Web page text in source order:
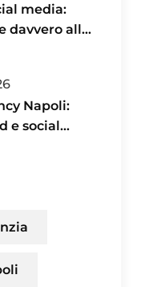
media:
davvero alla
Napoli:
e social